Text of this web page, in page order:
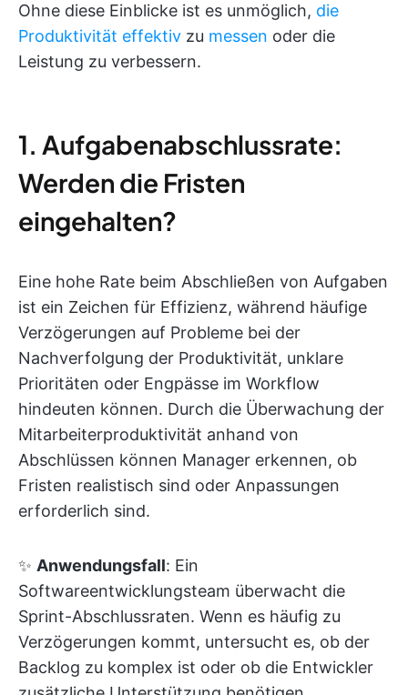
Ohne diese Einblicke ist es unmöglich, die
Produktivität effektiv zu messen oder die
Leistung zu verbessern.
1. Aufgabenabschlussrate:
Werden die Fristen
eingehalten?
Eine hohe Rate beim Abschließen von Aufgaben
ist ein Zeichen für Effizienz, während häufige
Verzögerungen auf Probleme bei der
Nachverfolgung der Produktivität, unklare
Prioritäten oder Engpässe im Workflow
hindeuten können. Durch die Überwachung der
Mitarbeiterproduktivität anhand von
Abschlüssen können Manager erkennen, ob
Fristen realistisch sind oder Anpassungen
erforderlich sind.
✨ Anwendungsfall: Ein
Softwareentwicklungsteam überwacht die
Sprint-Abschlussraten. Wenn es häufig zu
Verzögerungen kommt, untersucht es, ob der
Backlog zu komplex ist oder ob die Entwickler